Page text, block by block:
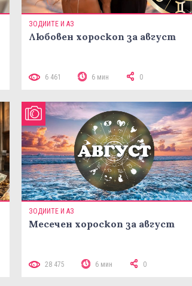
ЗОДИИТЕ И АЗ
Любовен хороскоп за август
6 461 6 мин 0
ЗОДИИТЕ И АЗ
Месечен хороскоп за август
28 475 6 мин 0